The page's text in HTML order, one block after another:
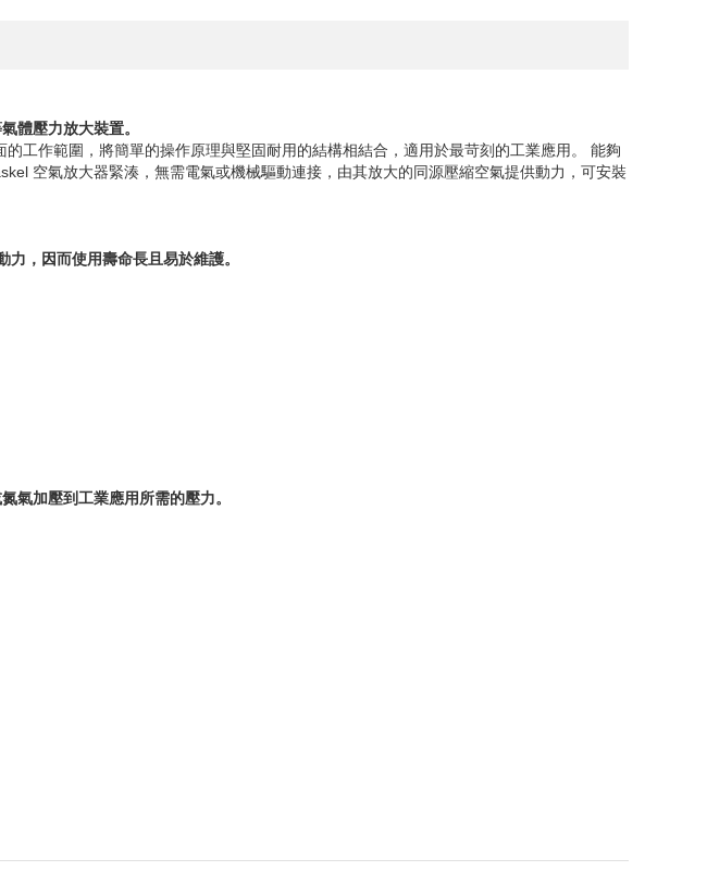
體壓力放大裝置。
工作範圍，將簡單的操作原理與堅固耐用的結構相結合，適用於最苛刻的工業應用。
能夠
空氣放大器緊湊，無需電氣或機械驅動連接，由其放大的同源壓縮空氣提供動力，可安裝
，因而使用壽命長且易於維護。
氣加壓到工業應用所需的壓力。